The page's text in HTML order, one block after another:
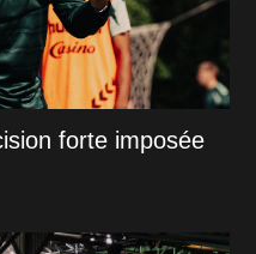
forte imposée